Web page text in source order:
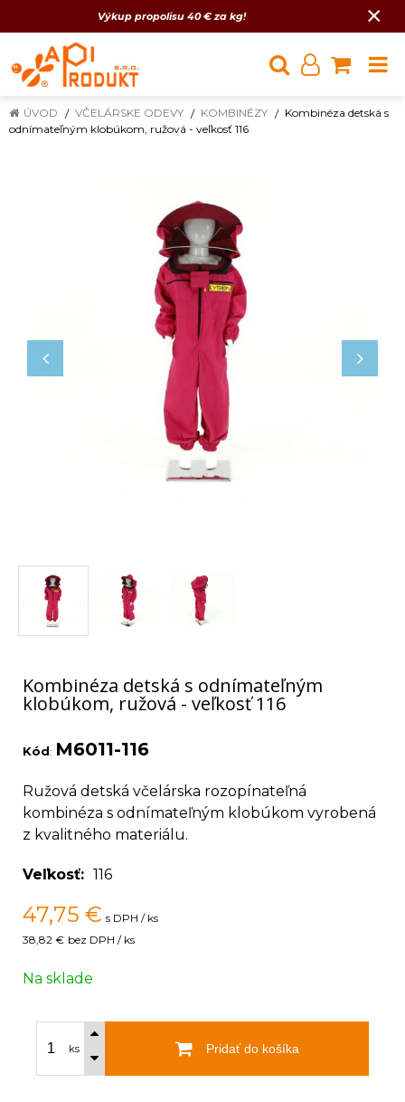
Výkup propolisu 40 € za kg! ×
ÚVOD VČELÁRSKE ODEVY KOMBINÉZY
Kombinéza detská s
odnímateľným klobúkom, ružová - veľkosť 116
Kombinéza detská s odnímateľným
klobúkom, ružová - veľkosť 116
Kód: M6011-116
Ružová detská včelárska rozopínateľná
kombinéza s odnímateľným klobúkom vyrobená
z kvalitného materiálu.
Veľkosť 116
47,75 € s DPH / ks
38,82 € bez DPH / ks
Na sklade
ks Pridať do košíka